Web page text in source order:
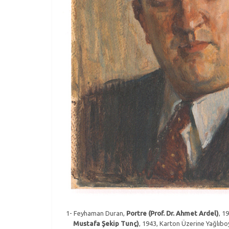
1- Feyhaman Duran, Portre (Prof. Dr. Ahmet Ardel),
Mustafa Şekip Tunç), 1943, Karton Üzerine